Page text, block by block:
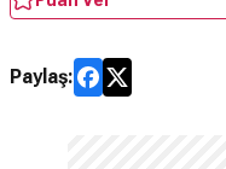
Paylaş: